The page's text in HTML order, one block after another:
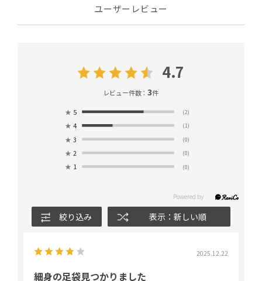
ユーザーレビュー
4.7
レビュー件数：3件
★ 5 (2)
★ 4 (1)
★ 3 (0)
★ 2 (0)
★ 1 (0)
絞り込み 表示：新しい順
2025.12.22
細身の足袋見つかりました